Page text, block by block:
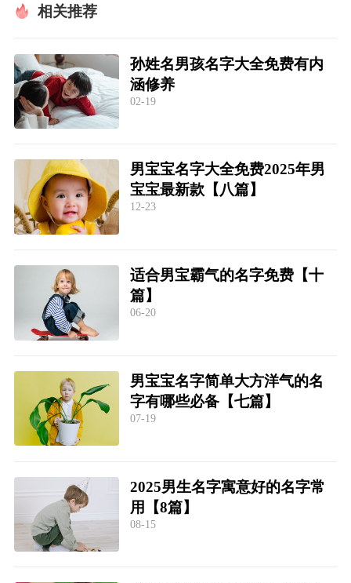
相关推荐
孙姓名男孩名字大全免费有内
涵修养
02-19
男宝宝名字大全免费2025年男
宝宝最新款【八篇】
12-23
适合男宝霸气的名字免费【十
篇】
06-20
男宝宝名字简单大方洋气的名
字有哪些必备【七篇】
07-19
2025男生名字寓意好的名字常
用【8篇】
08-15